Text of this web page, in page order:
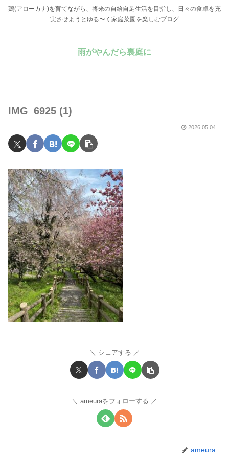
鶏(アローカナ)を育てながら、将来の自給自足生活を目指し、日々の食卓を充
実させようとゆる〜く家庭菜園を楽しむブログ
雨がやんだら裏庭に
IMG_6925 (1)
2026.05.04
シェアする
ameuraをフォローする
ameura